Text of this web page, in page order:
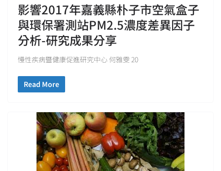
影響2017年嘉義縣朴子市空氣盒子
與環保署測站PM2.5濃度差異因子
分析-研究成果分享
慢性疾病暨健康促進研究中心 何雅雯 20
Read More